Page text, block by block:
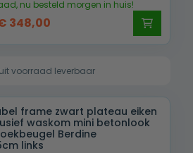
nu besteld morgen in huis!
€ 639,00.
348,00
€ 348,00.
uit voorraad leverbaar
frame zwart plateau eiken
waskom mini betonlook
Berdine
links